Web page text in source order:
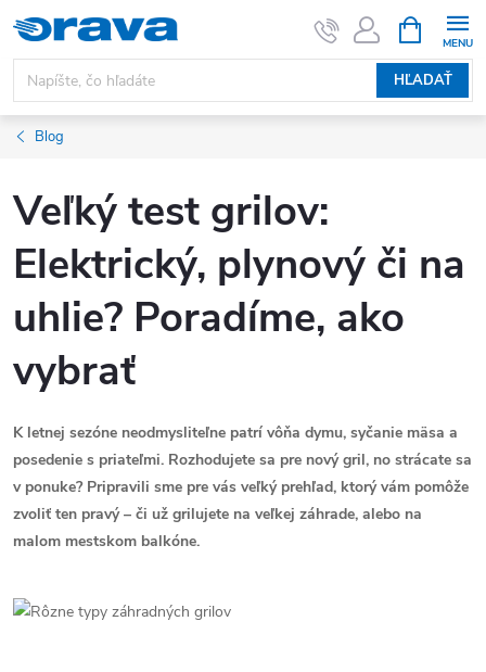
Prejsť na obsah
HĽADAŤ
Blog
Veľký test grilov:
Elektrický, plynový či na
uhlie? Poradíme, ako
vybrať
K letnej sezóne neodmysliteľne patrí vôňa dymu, syčanie mäsa a
posedenie s priateľmi. Rozhodujete sa pre nový gril, no strácate sa
v ponuke? Pripravili sme pre vás veľký prehľad, ktorý vám pomôže
zvoliť ten pravý – či už grilujete na veľkej záhrade, alebo na
malom mestskom balkóne.